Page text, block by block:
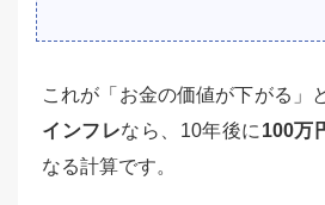
これが「お金の価値が下がる」
インフレなら、10年後に 100万
なる計算です。